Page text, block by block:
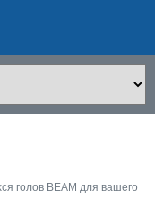
голов BEAM для вашего